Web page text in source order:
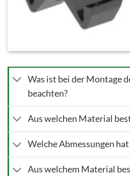
Was ist bei der Montage
beachten?
Aus welchen Material
Welche Abmessungen
Aus welchem Material